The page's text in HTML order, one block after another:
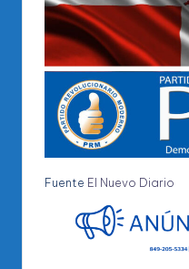
Fuente El Nuevo Diario